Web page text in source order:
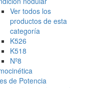
Ver todos los
productos de esta
categoría
K526
K518
Nº8
de Potencia